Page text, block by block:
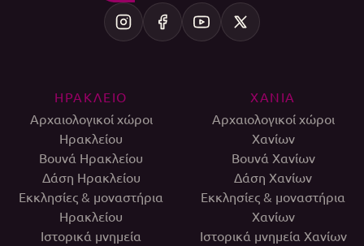
ΗΡΑΚΛΕΙΟ
Αρχαιολογικοί χώροι
Ηρακλείου
Βουνά Ηρακλείου
Δάση Ηρακλείου
Εκκλησίες & μοναστήρια
Ηρακλείου
Ιστορικά μνημεία
ΧΑΝΙΑ
Αρχαιολογικοί χώροι
Χανίων
Βουνά Χανίων
Δάση Χανίων
Εκκλησίες & μοναστήρια
Χανίων
Ιστορικά μνημεία Χανίων